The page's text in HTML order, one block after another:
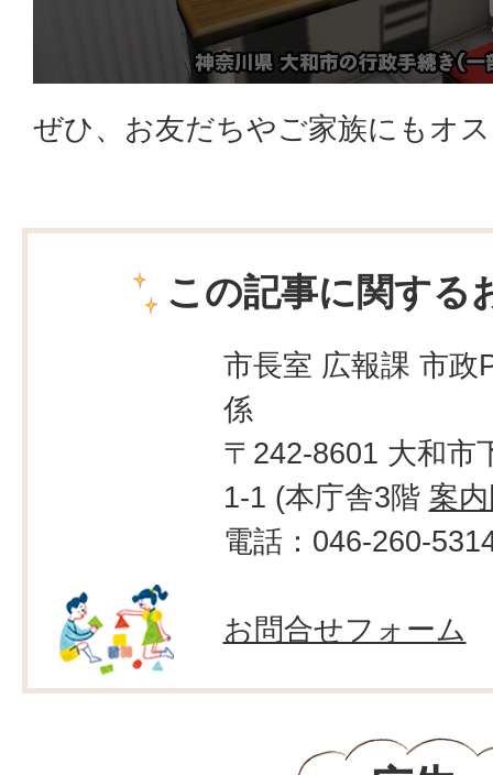
ぜひ、お友だちやご家族にもオ
この記事に関する
市長室 広報課 市政
係
〒242-8601 大和市
1-1 (本庁舎3階 案
電話：046-260-
お問合せフォーム